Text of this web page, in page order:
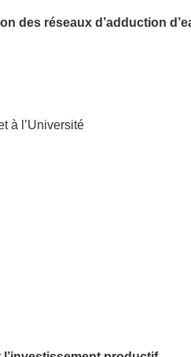
des réseaux d’adduction
à l’Université